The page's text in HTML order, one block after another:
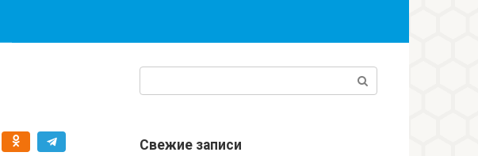
Свежие записи